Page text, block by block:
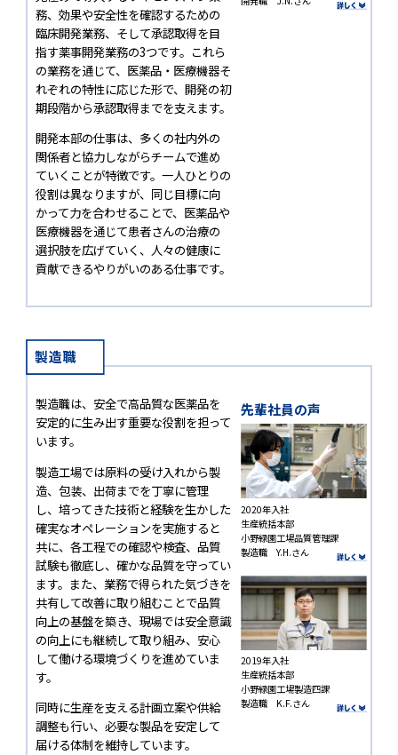
務、効果や安全性を確認するための
臨床開発業務、そして承認取得を目
指す薬事開発業務の3つです。これら
の業務を通じて、医薬品・医療機器そ
れぞれの特性に応じた形で、開発の初
期段階から承認取得までを支えます。
開発本部の仕事は、多くの社内外の
関係者と協力しながらチームで進め
ていくことが特徴です。一人ひとりの
役割は異なりますが、同じ目標に向
かって力を合わせることで、医薬品や
医療機器を通じて患者さんの治療の
選択肢を広げていく、人々の健康に
貢献できるやりがいのある仕事です。
製造職は、安全で高品質な医薬品を
安定的に生み出す重要な役割を担って
います。
製造工場では原料の受け入れから製
造、包装、出荷までを丁寧に管理
し、培ってきた技術と経験を生かした
確実なオペレーションを実施すると
共に、各工程での確認や検査、品質
試験も徹底し、確かな品質を守ってい
ます。また、業務で得られた気づきを
共有して改善に取り組むことで品質
向上の基盤を築き、現場では安全意識
の向上にも継続して取り組み、安心
して働ける環境づくりを進めていま
す。
同時に生産を支える計画立案や供給
調整も行い、必要な製品を安定して
届ける体制を維持しています。
先輩社員の声
2020年入社
生産統括本部
小野緑園工場品質管理課
製造職 Y.H.さん
2019年入社
生産統括本部
小野緑園工場製造四課
製造職 K.F.さん